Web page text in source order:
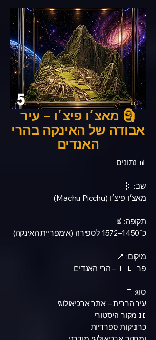
5
🗿 מאצ׳ו פיצ׳ו – עיר
אבודה של האינקה בהרי
האנדים
📊 נתונים
שם: 🧬
מאצ׳ו פיצ׳ו (Machu Picchu)
תקופה: ⏳
כ־1450–1572 לספירה (אימפריית האינקה)
מיקום: 📍
פרו 🇵🇪 – הרי האנדים
סוג: 🧾
עיר הררית – אתר ארכיאולוגי
📖 מקור היסטורי
כרוניקות ספרדיות